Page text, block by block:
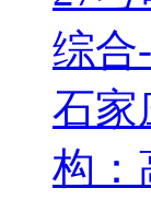
石家
构：